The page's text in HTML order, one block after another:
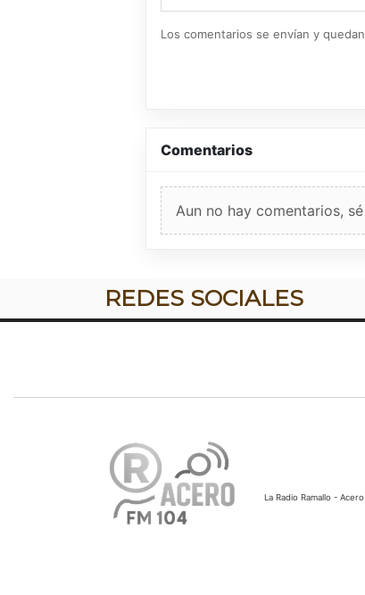
Los comentarios se envían y
Comentarios
Aun no hay comentarios,
REDES SOCIALES
La Radio Ramallo -